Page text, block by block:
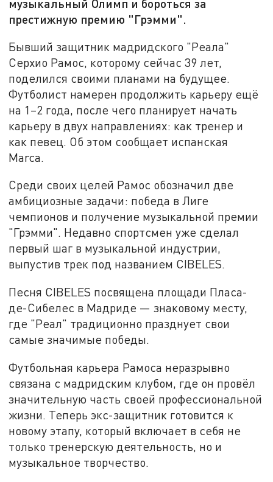
музыкальный Олимп и бороться за
престижную премию "Грэмми".
Бывший защитник мадридского "Реала"
Серхио Рамос, которому сейчас 39 лет,
поделился своими планами на будущее.
Футболист намерен продолжить карьеру ещё
на 1–2 года, после чего планирует начать
карьеру в двух направлениях: как тренер и
как певец. Об этом сообщает испанская
Marca.
Среди своих целей Рамос обозначил две
амбициозные задачи: победа в Лиге
чемпионов и получение музыкальной премии
"Грэмми". Недавно спортсмен уже сделал
первый шаг в музыкальной индустрии,
выпустив трек под названием CIBELES.
Песня CIBELES посвящена площади Пласа-
де-Сибелес в Мадриде — знаковому месту,
где "Реал" традиционно празднует свои
самые значимые победы.
Футбольная карьера Рамоса неразрывно
связана с мадридским клубом, где он провёл
значительную часть своей профессиональной
жизни. Теперь экс-защитник готовится к
новому этапу, который включает в себя не
только тренерскую деятельность, но и
музыкальное творчество.